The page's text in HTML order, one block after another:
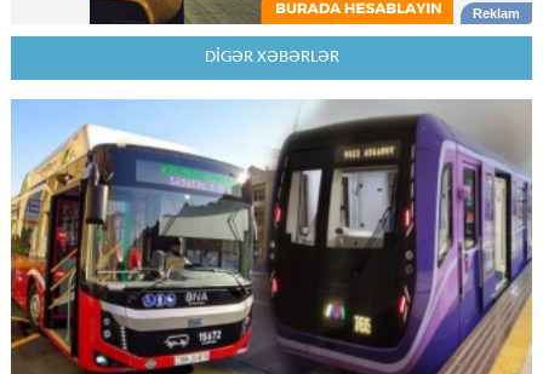
DİGƏR XƏBƏRLƏR